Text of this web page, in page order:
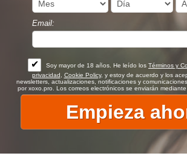
Email:
✔ Soy mayor de 18 años. He leído los Términos y
privacidad, Cookie Policy, y estoy de acuerdo y los
newsletters, actualizaciones, notificaciones y
por xoxo.pro. Los correos electrónicos se enviarán